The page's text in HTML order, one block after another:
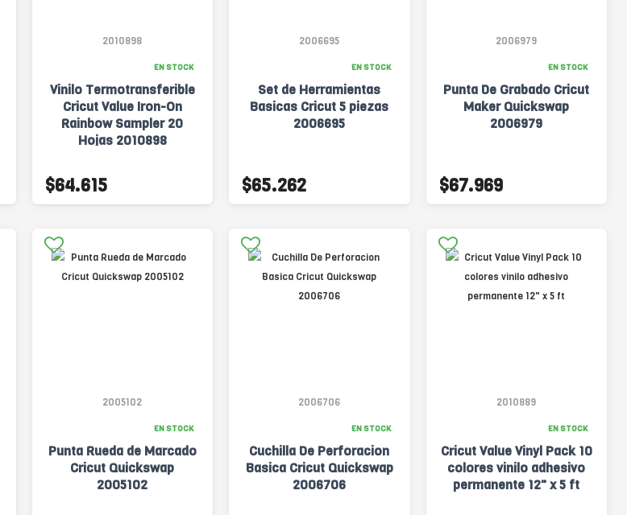
2010898
EN STOCK
Vinilo Termotransferible
Cricut Value Iron-On
Rainbow Sampler 20
Hojas 2010898
$64.615
2006695
EN STOCK
Set de Herramientas
Basicas Cricut 5 piezas
2006695
$65.262
2006979
EN STOCK
Punta De Grabado Cricut
Maker Quickswap
2006979
$67.969
2005102
EN STOCK
Punta Rueda de Marcado
Cricut Quickswap
2005102
2006706
EN STOCK
Cuchilla De Perforacion
Basica Cricut Quickswap
2006706
2010889
EN STOCK
Cricut Value Vinyl Pack 10
colores vinilo adhesivo
permanente 12" x 5 ft